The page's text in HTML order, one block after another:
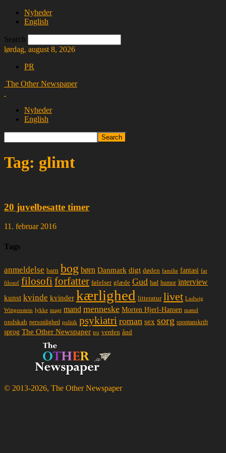
Nyheder
English
Search
lørdag, august 8, 2026
PR
The Other Newspaper
Nyheder
English
Tag: glimt
20 juvelbesatte timer
11. februar 2016
Tags
anmeldelse barn bog børn Danmark digt døden familie fantasi far
filosof filosofi forfatter følelser glæde Gud had humor interview
kunst kvinde kvinder kærlighed litteratur livet Ludwig
Wittgenstein lykke magt mand menneske Morten Hjerl-Hansen mænd
ondskab personlighed politik psykiatri roman sex sorg spontanskrift
sprog The Other Newspaper tro verden ånd
© 2013-2026, The Other Newspaper